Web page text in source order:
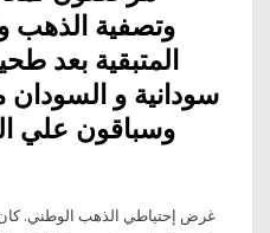
وتصفية الذهب
المتبقية بعد
سودانية و
وسباقون علي
غرض إحتياطي الذهب الوطني.